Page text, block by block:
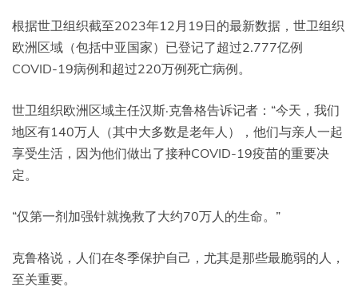
根据世卫组织截至2023年12月19日的最新数据，世卫组织
欧洲区域（包括中亚国家）已登记了超过2.777亿例
COVID-19病例和超过220万例死亡病例。
世卫组织欧洲区域主任汉斯·克鲁格告诉记者：“今天，我们
地区有140万人（其中大多数是老年人），他们与亲人一起
享受生活，因为他们做出了接种COVID-19疫苗的重要决
定。
“仅第一剂加强针就挽救了大约70万人的生命。”
克鲁格说，人们在冬季保护自己，尤其是那些最脆弱的人，
至关重要。